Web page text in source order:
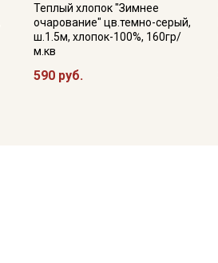
Теплый хлопок "Зимнее
очарование" цв.темно-серый,
ш.1.5м, хлопок-100%, 160гр/
м.кв
590 руб.